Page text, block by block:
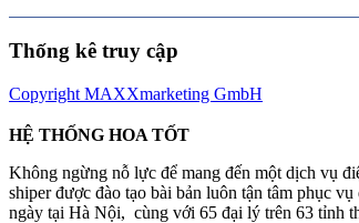
Thống kê truy cập
Copyright MAXXmarketing GmbH
HỆ THỐNG HOA TỐT
Không ngừng nỗ lực để mang đến một dịch vụ
shiper được đào tạo bài bản luôn tận tâm phục
ngày tại Hà Nội, cùng với 65 đại lý trên 63 tỉnh